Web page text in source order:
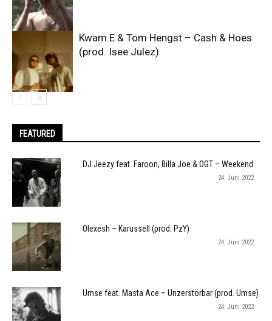
Kwam.E & Tom Hengst – Cash & Hoes
(prod. Isee Julez)
FEATURED
DJ Jeezy feat. Faroon, Billa Joe & OGT – Weekend
24. Juni 2022
Olexesh – Karussell (prod. PzY)
24. Juni 2022
Umse feat. Masta Ace – Unzerstörbar (prod. Umse)
24. Juni 2022